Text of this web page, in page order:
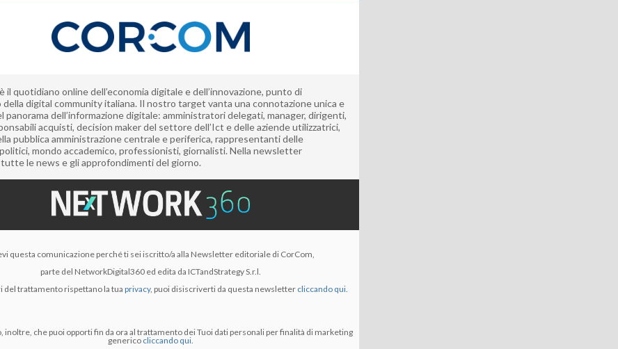
il quotidiano online dell’economia digitale e dell’innovazione, punto di
digital community italiana. Il nostro target vanta una connotazione unica e
panorama dell’informazione digitale: amministratori delegati, manager, dirigenti,
acquisti, decision maker del settore dell’Ict e delle aziende utilizzatrici,
pubblica amministrazione centrale e periferica, rappresentanti delle
mondo accademico, professionisti, giornalisti. Nella newsletter
le news e gli approfondimenti del giorno.
questa comunicazione perché ti sei iscritto/a alla Newsletter editoriale di CorCom,
parte del NetworkDigital360 ed edita da ICTandStrategy S.r.l.
del trattamento rispettano la tua privacy, puoi disiscriverti da questa newsletter cliccando qui.
inoltre, che puoi opporti fin da ora al trattamento dei Tuoi dati personali per finalità di marketing
generico cliccando qui.